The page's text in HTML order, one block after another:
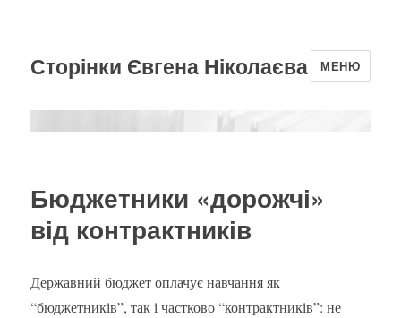
Сторінки Євгена Ніколаєва МЕНЮ
Бюджетники «дорожчі»
від контрактників
Державний бюджет оплачує навчання як
“бюджетників”, так і частково “контрактників”: не